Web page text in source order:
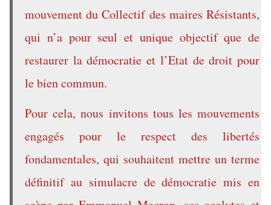
mouvement du Collectif des maires Résistants,
qui n’a pour seul et unique objectif que de
restaurer la démocratie et l’Etat de droit pour
le bien commun.
Pour cela, nous invitons tous les mouvements
engagés pour le respect des libertés
fondamentales, qui souhaitent mettre un terme
définitif au simulacre de démocratie mis en